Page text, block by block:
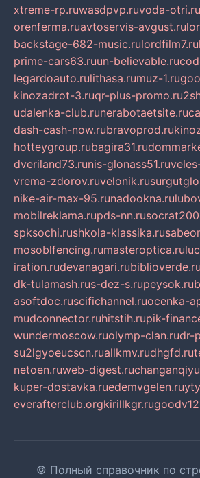
xtreme-rp.ruwasdpvp.ruvoda-otri.ru
orenferma.ruavtoservis-avgust.ru
backstage-682-music.rulordfilm7.ru
prime-cars63.ruun-believable.ru
legardoauto.rulithasa.rumuz-1.ru
kinozadrot-3.ruqr-plus-promo.ru
udalenka-club.runerabotaetsite.ru
dash-cash-now.rubravoprod.ru
hotteygroup.rubagira31.ru
dveriland73.runis-glonass51.ru
vrema-zdorov.ruvelonik.ru
nike-air-max-95.runadookna.ru
mobilreklama.rupds-nn.ru
spksochi.rushkola-klassika.ru
mosoblfencing.rumasteroptica.ru
iration.rudevanagari.rubiblioverde.ru
dk-tulamash.rus-dez-s.rupeysok.ru
asoftdoc.ruscifichannel.ruocenka-
mudconnector.ruhitstih.rupik-
wundermoscow.ruolymp-clan.rudr-
su2lgyoeucscn.ruallkmv.rudhgfd.ru
netoen.ruweb-digest.ru
kuper-dostavka.ruedemvgelen.ru
everafterclub.orgkirillkgr.ru
© Полный справочник по